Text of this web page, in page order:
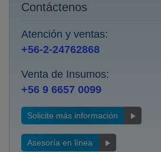
Contáctenos
Atención y ventas:
+56-2-24762868
Venta de Insumos:
+56 9 6657 0099
Solicite más información
Asesoría en línea